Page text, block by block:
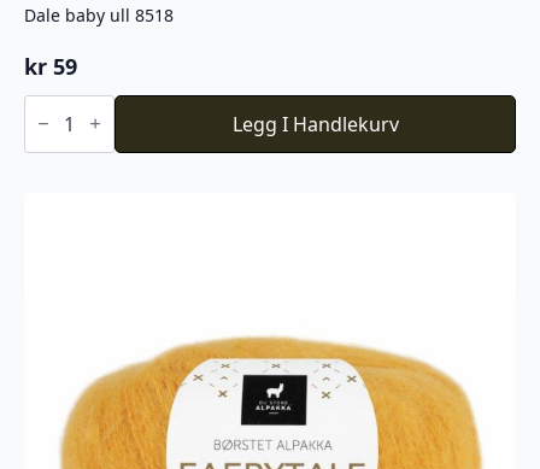
Dale baby ull 8518
kr 59
Dale
baby
8518
Legg I Handlekurv